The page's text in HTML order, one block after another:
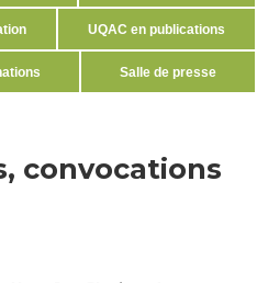
UQAC en publications
Salle de presse
convocations